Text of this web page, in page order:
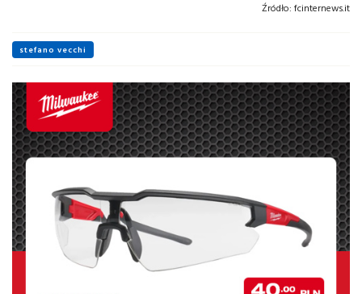
Źródło: fcinternews.it
stefano vecchi